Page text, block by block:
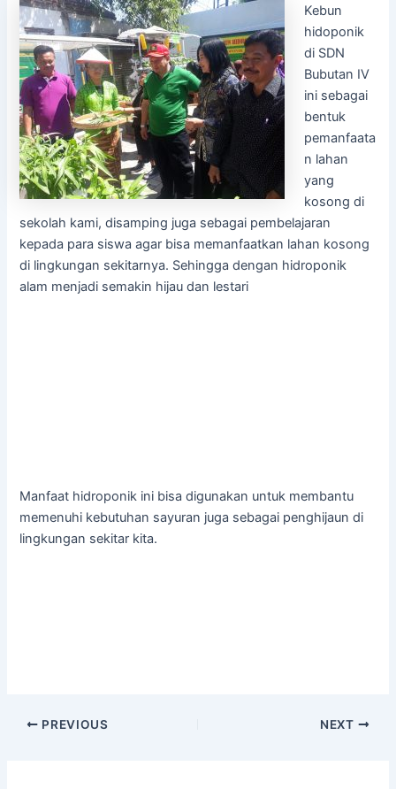
Kebun
hidoponik
di SDN
Bubutan IV
ini sebagai
bentuk
pemanfaata
n lahan
yang
kosong di
sekolah kami, disamping juga sebagai pembelajaran
kepada para siswa agar bisa memanfaatkan lahan kosong
di lingkungan sekitarnya. Sehingga dengan hidroponik
alam menjadi semakin hijau dan lestari
Manfaat hidroponik ini bisa digunakan untuk membantu
memenuhi kebutuhan sayuran juga sebagai penghijaun di
lingkungan sekitar kita.
PREVIOUS NEXT